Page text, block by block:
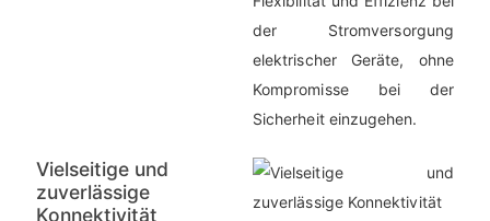
der Stromversorgung
elektrischer Geräte, ohne
Kompromisse bei der
Sicherheit einzugehen.
Vielseitige und
zuverlässige
Konnektivität